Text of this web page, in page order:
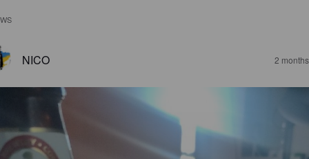
NICO 2